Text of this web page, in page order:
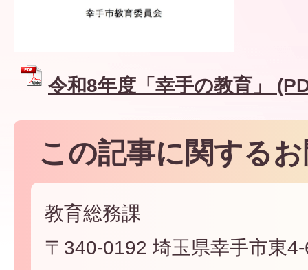
令和8年度「幸手の教育」
この記事に関する
教育総務課
〒340-0192 埼玉県幸手市東